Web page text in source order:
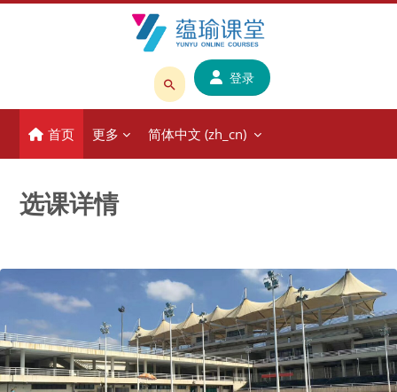
搜
课
程
称
登录
首页 更多 简体中文 ‎(zh_cn)‎
选课详情